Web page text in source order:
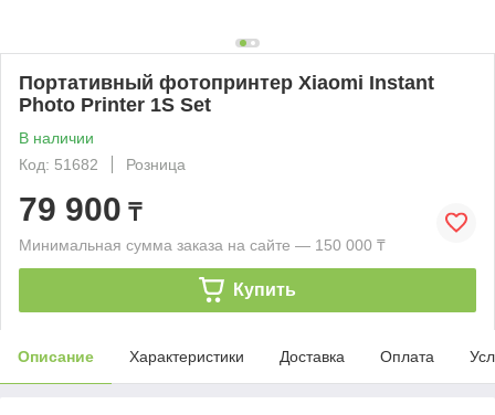
Портативный фотопринтер Xiaomi Instant
Photo Printer 1S Set
В наличии
Код: 51682
Розница
79 900 ₸
Минимальная сумма заказа на сайте — 150 000 ₸
Купить
Описание Характеристики Доставка Оплата